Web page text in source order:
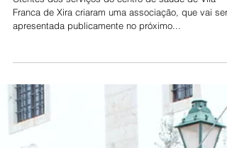
Utentes de saúde formam
Franca de Xira criaram uma associação, que vai ser
apresentada publicamente no próximo...